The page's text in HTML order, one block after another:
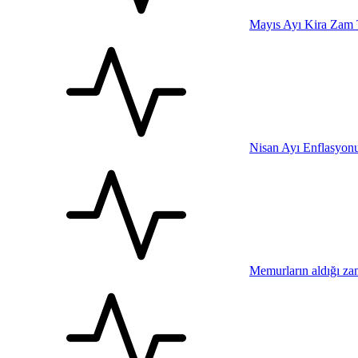
Mayıs Ayı Kira
Nisan Ayı
Memurların aldığı